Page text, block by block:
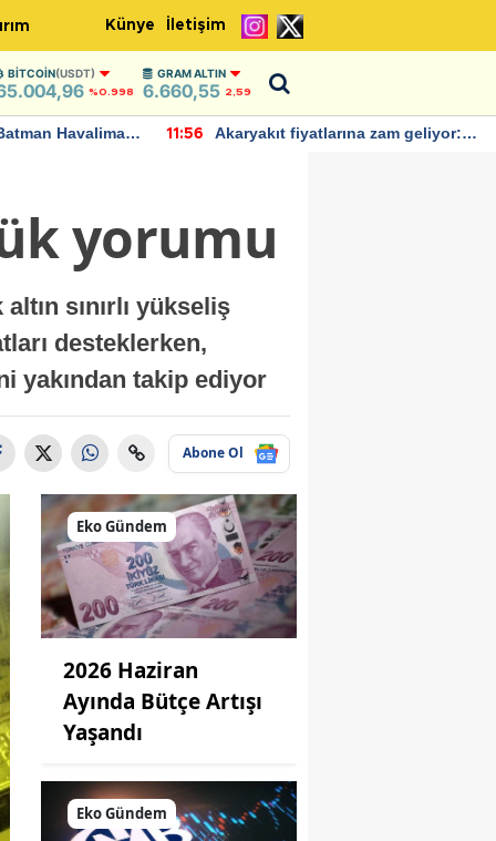
Künye İletişim
BITCOIN(USDT)
%0.998
GRAM ALTIN
6.660,55 2,59
Havalimanı
11:56
Akaryakıt fiyatlarına zam geliyor:
yorumu
sınırlı yükseliş
desteklerken,
yakından takip ediyor
Abone Ol
Eko Gündem
2026 Haziran
Ayında Bütçe Artışı
Yaşandı
Eko Gündem